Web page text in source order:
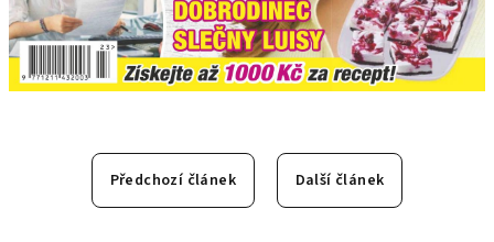
Předchozí článek Další článek